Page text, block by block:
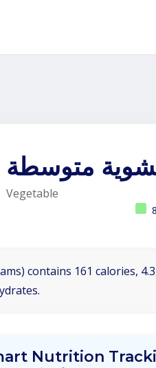
متوسطة
Vegetable
contains 161 calories,
Nutrition